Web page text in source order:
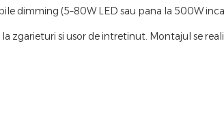
dimming (5–80W LED sau pana la 500W
si usor de intretinut. Montajul se